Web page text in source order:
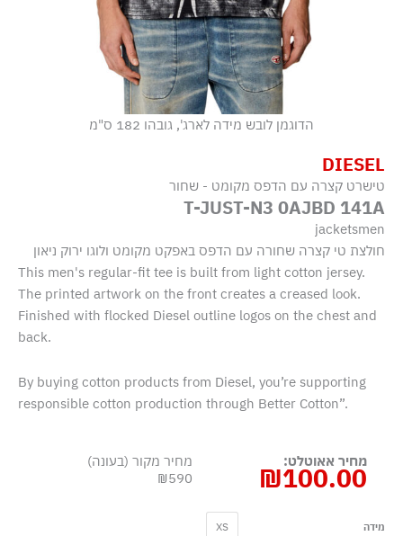
DIESEL
טישרט קצרה עם הדפס מקומט - שחור
T-JUST-N3 0AJBD 141A
jacketsmen
חולצת טי קצרה שחורה עם הדפס באפקט מקומט ולוגו ירוק ניאון
This men's regular-fit tee is built from light cotton jersey.
The printed artwork on the front creates a creased look.
Finished with flocked Diesel outline logos on the chest and
back.
By buying cotton products from Diesel, you’re supporting
responsible cotton production through Better Cotton”.
מחיר אאוטלט:
₪100.00
מחיר מקור (בעונה)
₪590
מידה XS
הדוגמן לובש מידה לארג', גובהו 182 ס"מ